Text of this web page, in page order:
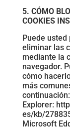
5. CÓMO
COOKIES
Puede
eliminar las
mediante la
navegador.
cómo
más
continuación:
Explorer:
es/kb/
Microsoft